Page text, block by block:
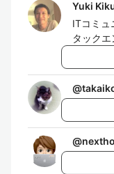
Yuki
ITコミュ
タック
@
@